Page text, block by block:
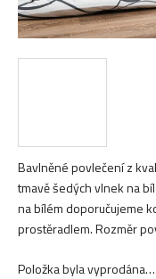
Bavlněné povlečení z
tmavě šedých vlnek na
na bílém doporučujeme
prostěradlem. Rozměr
Položka byla vyprodána…